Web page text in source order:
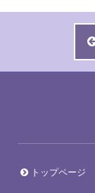
トップページ